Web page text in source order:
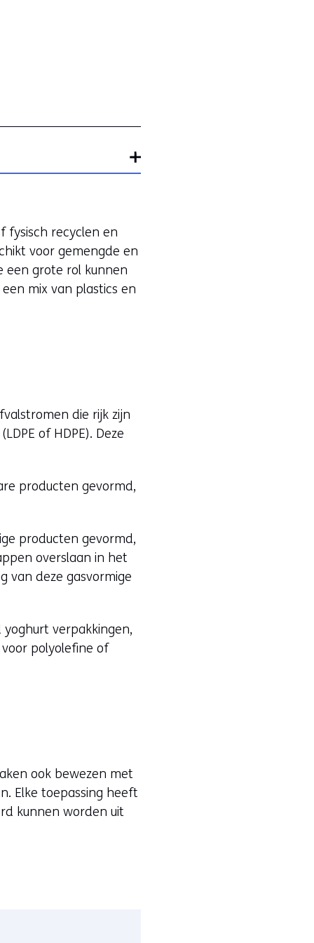
fysisch recyclen en
voor gemengde en
een grote rol kunnen
mix van plastics en
die rijk zijn
of HDPE). Deze
producten gevormd,
producten gevormd,
overslaan in het
van deze gasvormige
verpakkingen,
polyolefine of
ook bewezen met
Elke toepassing heeft
kunnen worden uit